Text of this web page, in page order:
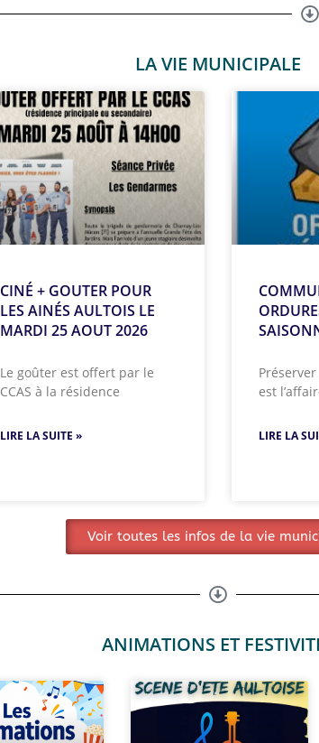
LA VIE MUNICIPALE
CINÉ + GOUTER POUR
LES AINÉS AULTOIS LE
MARDI 25 AOUT 2026
Le goûter est offert par le
CCAS à la résidence
LIRE LA SUITE »
est
LIRE LA
Voir toutes les infos de la vie
ANIMATIONS ET